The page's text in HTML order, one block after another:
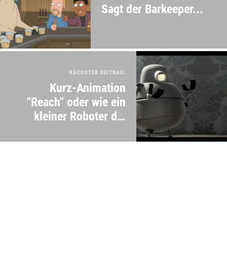
Sagt der Barkeeper...
NÄCHSTER BEITRAG:
Kurz-Animation
"Reach" oder wie ein
kleiner Roboter die